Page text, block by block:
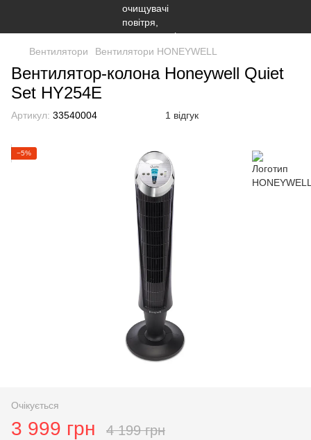
Вентилятори Вентилятори HONEYWELL
Вентилятор-колона Honeywell Quiet
Set HY254E
Артикул: 33540004 1 відгук
−5%
Очікується
3 999 грн 4 199 грн